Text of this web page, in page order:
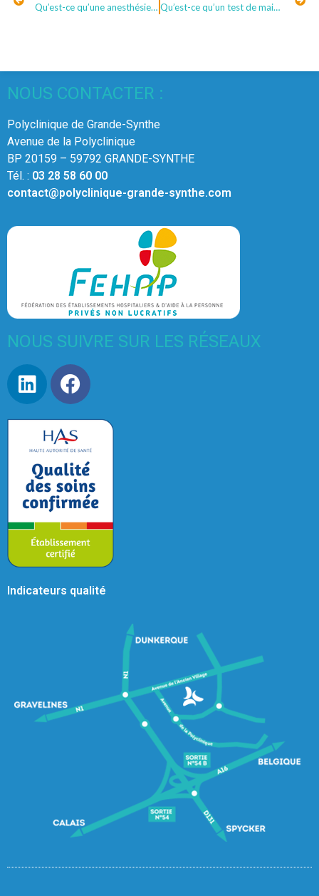
Qu’est-ce qu’une anesthésie générale ? Qu’est-ce qu’un test de maintien de l’éveil ?
NOUS CONTACTER :
Polyclinique de Grande-Synthe
Avenue de la Polyclinique
BP 20159 – 59792 GRANDE-SYNTHE
Tél. : 03 28 58 60 00
contact@polyclinique-grande-synthe.com
NOUS SUIVRE SUR LES RÉSEAUX
Indicateurs qualité